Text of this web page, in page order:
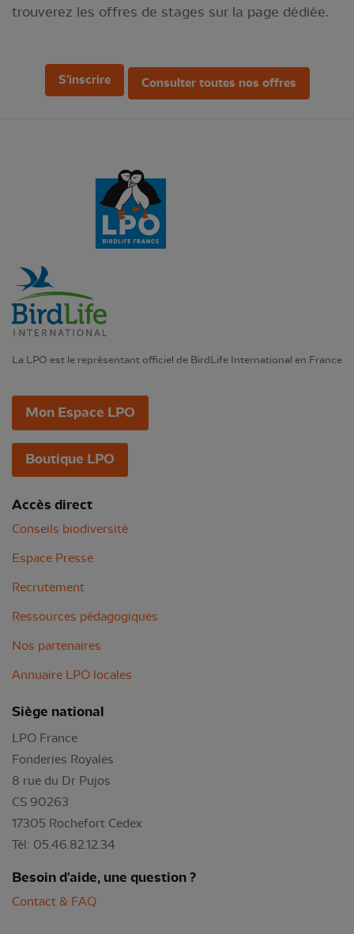
trouverez les offres de stages sur la page dédiée.
S'inscrire Consulter toutes nos offres
La LPO est le représentant officiel de BirdLife International en France
Mon Espace LPO
Boutique LPO
Accès direct
Conseils biodiversité
Espace Presse
Recrutement
Ressources pédagogiques
Nos partenaires
Annuaire LPO locales
Siège national
LPO France
Fonderies Royales
8 rue du Dr Pujos
CS 90263
17305 Rochefort Cedex
Tél: 05.46.82.12.34
Besoin d'aide, une question ?
Contact & FAQ